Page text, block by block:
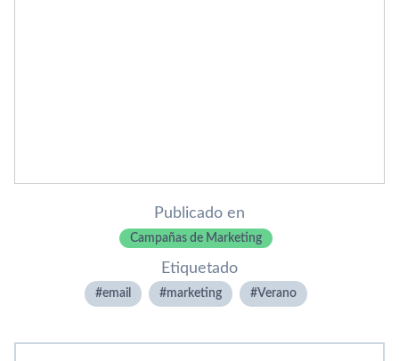
Publicado en
Campañas de Marketing
Etiquetado
email marketing Verano